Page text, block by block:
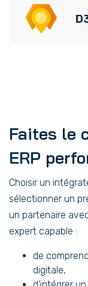
Faites le
ERP
Choisir un
sélectionner un
un partenaire
expert capable :
de
digitale,